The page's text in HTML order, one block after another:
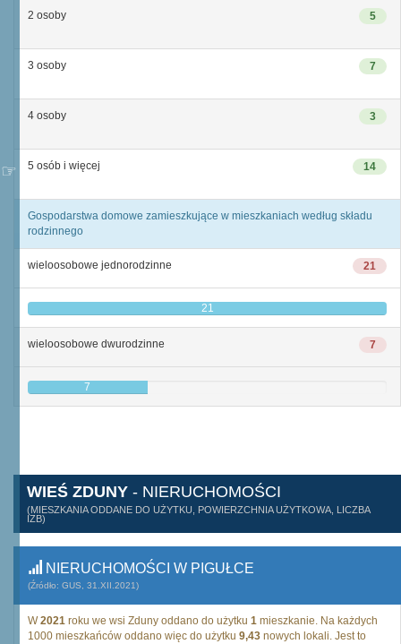
5
2 osoby
7
3 osoby
3
4 osoby
14
5 osób i więcej
Gospodarstwa domowe zamieszkujące w mieszkaniach według składu
rodzinnego
21
wieloosobowe jednorodzinne
21
7
wieloosobowe dwurodzinne
7
WIEŚ ZDUNY - NIERUCHOMOŚCI
(MIESZKANIA ODDANE DO UŻYTKU, POWIERZCHNIA UŻYTKOWA, LICZBA
IZB)
NIERUCHOMOŚCI W PIGUŁCE
(Źródło: GUS, 31.XII.2021)
W2021 roku we wsi Zduny oddano do użytku 1 mieszkanie. Na każdych
1000 mieszkańców oddano więc do użytku 9,43 nowych lokali. Jest to